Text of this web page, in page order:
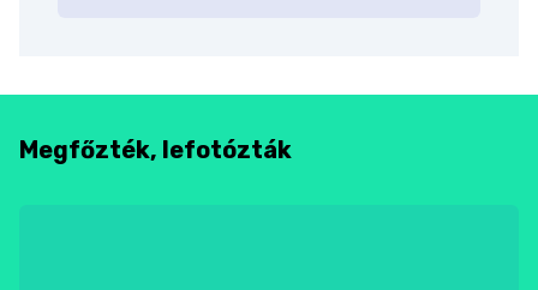
Megfőzték, lefotózták